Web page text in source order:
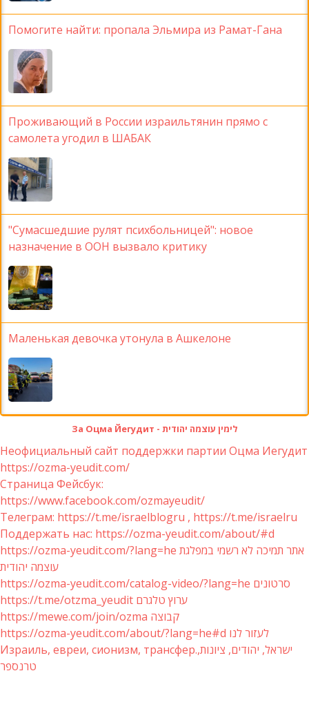
Помогите найти: пропала Эльмира из Рамат-Гана
Проживающий в России израильтянин прямо с
самолета угодил в ШАБАК
"Сумасшедшие рулят психбольницей": новое
назначение в ООН вызвало критику
Маленькая девочка утонула в Ашкелоне
За Оцма Йегудит - לימין עוצמה יהודית
Неофициальный сайт поддержки партии Оцма Иегудит
https://ozma-yeudit.com/
Страница Фейсбук:
https://www.facebook.com/ozmayeudit/
Телеграм: https://t.me/israelblogru , https://t.me/israelru
Поддержать нас: https://ozma-yeudit.com/about/#d
https://ozma-yeudit.com/?lang=he אתר תמיכה לא רשמי במפלגת
עוצמה יהודית
https://ozma-yeudit.com/catalog-video/?lang=he סרטונים
https://t.me/otzma_yeudit ערוץ טלגרם
https://mewe.com/join/ozma קבוצה
https://ozma-yeudit.com/about/?lang=he#d לעזור לנו
Израиль, евреи, сионизм, трансфер.ישראל, יהודים, ציונות,
טרנספר